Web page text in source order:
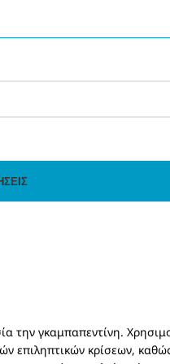
την γκαμπαπεντίνη.
επιληπτικών κρίσεων,